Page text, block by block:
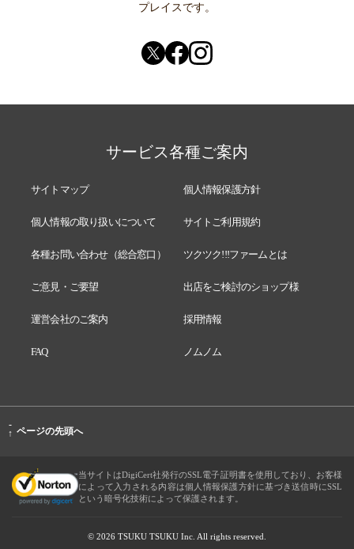
プレイスです。
サービス各種ご案内
サイトマップ 個人情報保護方針
個人情報の取り扱いについて サイトご利用規約
各種お問い合わせ（総合窓口） ツクツク!!!ファームとは
ご意見・ご要望 出店をご検討のショップ様
運営会社のご案内 採用情報
FAQ ノムノム
-
↑ ページの先頭へ
当サイトはDigiCert社発行のSSL電子証明書を使用しており、お客様
によって入力される内容は個人情報保護方針に基づき送信時にSSL
という暗号化技術によって保護されます。
© 2026 TSUKU TSUKU Inc. All rights reserved.